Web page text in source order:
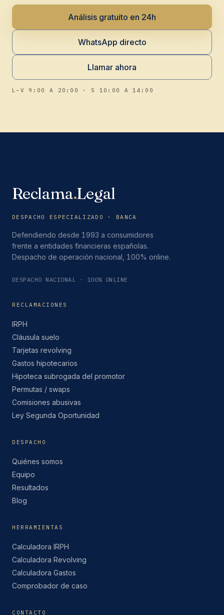
Análisis gratuito en 24h
WhatsApp directo
Llamar ahora
L–V 9:00 A 20:00 · S 10:00 A 14:00
Reclama.Legal
DESPACHO ESPECIALIZADO · BANCA
Defendiendo desde 1993 a consumidores
frente a entidades financieras españolas.
Despacho de operación nacional, 100% online.
DESPACHO NACIONAL · 100% ONLINE
RECLAMACIONES
IRPH
Cláusula suelo
Tarjetas revolving
Gastos hipotecarios
Hipoteca subrogada del promotor
Permutas / swaps
Comisiones abusivas
Ley Segunda Oportunidad
DESPACHO
Quiénes somos
Equipo
Resultados
Blog
HERRAMIENTAS
Calculadora IRPH
Calculadora Revolving
Calculadora Gastos
Comprobador de caso
CONTACTO